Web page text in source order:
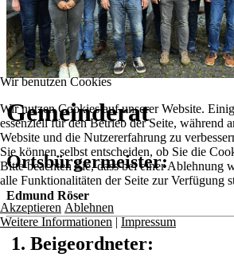
Gemeinderat
Ortsbürgermeister:
Edmund Röser
1. Beigeordneter:
Wir benutzen Cookies
Wir nutzen Cookies auf unserer Website.
essenziell für den Betrieb der Seite, während
Website und die Nutzererfahrung zu
Sie können selbst entscheiden, ob Sie die
Bitte beachten Sie, dass bei einer Ablehnung
alle Funktionalitäten der Seite zur Verfügung
Akzeptieren Ablehnen
Weitere Informationen | Impressum